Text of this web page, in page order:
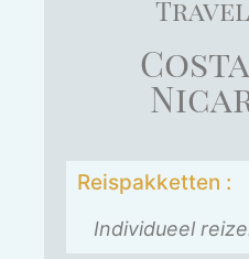
Reispakketten :
Individueel